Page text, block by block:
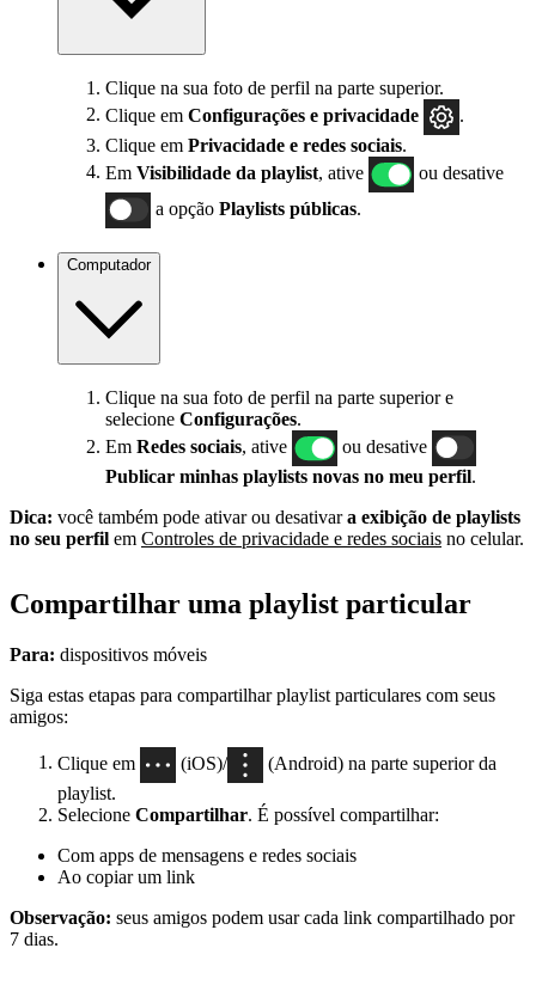
Clique na sua foto de perfil na parte superior.
Clique em Configurações e privacidade
Clique em Privacidade e redes sociais.
Em Visibilidade da playlist , ative
ou desative
a opção Playlists públicas.
Computador
Clique na sua foto de perfil na parte superior e
selecione Configurações.
Em Redes sociais, ative
ou desative
Publicar minhas playlists novas no meu perfil.
Dica: você também pode ativar ou desativara exibição de playlists
no seu perfil em Controles de privacidade e redes sociais no celular.
Compartilhar uma playlist particular
Para: dispositivos móveis
Siga estas etapas para compartilhar playlist particulares com seus
amigos:
Clique em (iOS)/
(Android) na parte superior da
playlist.
Selecione Compartilhar. É possível compartilhar:
Com apps de mensagens e redes sociais
Ao copiar um link
Observação: seus amigos podem usar cada link compartilhado por
7 dias.